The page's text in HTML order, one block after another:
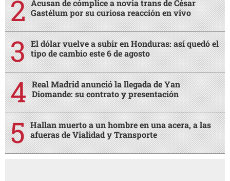
Acusan de cómplice a novia trans de César
Gastélum por su curiosa reacción en vivo
El dólar vuelve a subir en Honduras: así quedó el
tipo de cambio este 6 de agosto
Real Madrid anunció la llegada de Yan
Diomande: su contrato y presentación
Hallan muerto a un hombre en una acera, a las
afueras de Vialidad y Transporte